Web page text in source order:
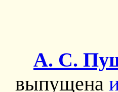
А. С.
выпущена